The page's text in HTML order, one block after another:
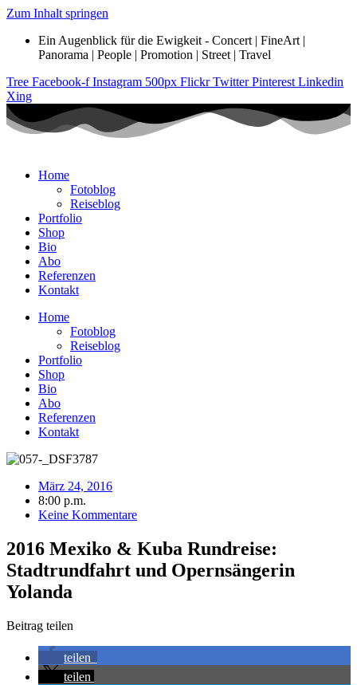
Zum Inhalt springen
Ein Augenblick für die Ewigkeit - Concert | FineArt |
Panorama | People | Promotion | Street | Travel
Tree Facebook-f Instagram 500px Flickr Twitter Pinterest Linkedin
Xing
Home
Fotoblog
Reiseblog
Portfolio
Shop
Bio
Abo
Referenzen
Kontakt
Home
Fotoblog
Reiseblog
Portfolio
Shop
Bio
Abo
Referenzen
Kontakt
März 24, 2016
8:00 p.m.
Keine Kommentare
2016 Mexiko & Kuba Rundreise:
Stadtrundfahrt und Opernsängerin
Yolanda
Beitrag teilen
teilen
teilen